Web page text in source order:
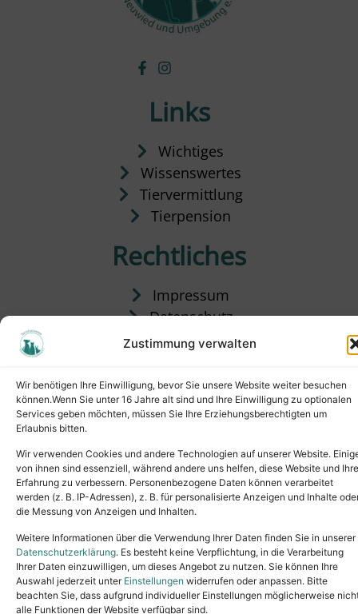
Zustimmung verwalten
Wir benötigen Ihre Einwilligung, bevor Sie unsere Website weiter besuchen
können.Wenn Sie unter 16 Jahre alt sind und Ihre Einwilligung zu optionalen
Services geben möchten, müssen Sie Ihre Erziehungsberechtigten um
Erlaubnis bitten.
Wir verwenden Cookies und andere Technologien auf unserer Website.
von ihnen sind essenziell, während andere uns helfen, diese Website und Ihre
Erfahrung zu verbessern. Personenbezogene Daten können verarbeitet
werden (z. B. IP-Adressen), z. B. für personalisierte Anzeigen und Inhalte
die Messung von Anzeigen und Inhalten.
Weitere Informationen über die Verwendung Ihrer Daten finden Sie in unserer
Datenschutzerklärung. Es besteht keine Verpflichtung, in die Verarbeitung
Ihrer Daten einzuwilligen, um dieses Angebot zu nutzen. Sie können Ihre
Auswahl jederzeit unter Einstellungen widerrufen oder anpassen. Bitte
beachten Sie, dass aufgrund individueller Einstellungen möglicherweise
alle Funktionen der Website verfügbar sind.
Links
Wichtiges
Wissenswertes
Tiervermittlung
Tierpension
Rechtliches
Impressum
Datenschutz
Satzung
Copyright © 2024. All rights reserved.
Tel.: (02631) 55356buero@tierheim-neuwied.de
Ludwigshof 1, 56567 Neuwied